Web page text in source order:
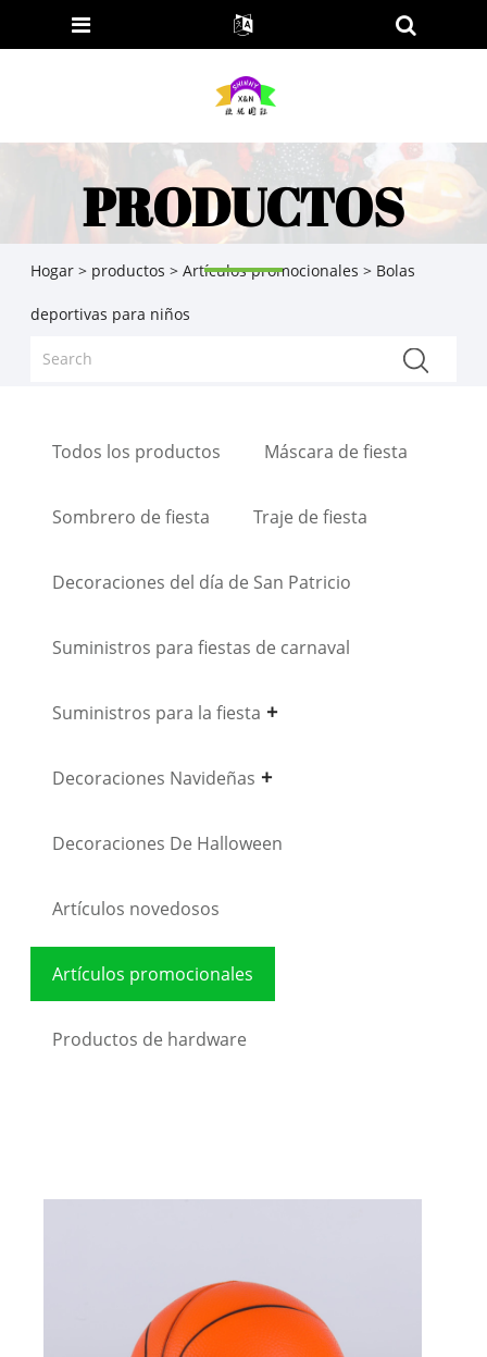
PRODUCTOS
Hogar > productos > Artículos promocionales > Bolas
deportivas para niños
Todos los productos Máscara de fiesta
Sombrero de fiesta Traje de fiesta
Decoraciones del día de San Patricio
Suministros para fiestas de carnaval
Suministros para la fiesta
Decoraciones Navideñas
Decoraciones De Halloween
Artículos novedosos
Artículos promocionales
Productos de hardware